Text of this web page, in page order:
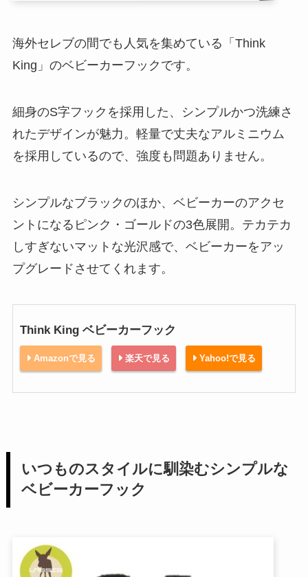
海外セレブの間でも人気を集めている「Think
King」のベビーカーフックです。
細身のS字フックを採用した、シンプルかつ洗練さ
れたデザインが魅力。軽量で丈夫なアルミニウム
を採用しているので、強度も問題ありません。
シンプルなブラックのほか、ベビーカーのアクセ
ントになるピンク・ゴールドの3色展開。テカテカ
しすぎないマットな光沢感で、ベビーカーをアッ
プグレードさせてくれます。
Think King ベビーカーフック
Amazonで見る 楽天で見る Yahoo!で見る
いつものスタイルに馴染むシンプルな
ベビーカーフック